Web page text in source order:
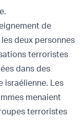
de
deux personnes
terroristes
dans des
israélienne. Les
menaient
terroristes